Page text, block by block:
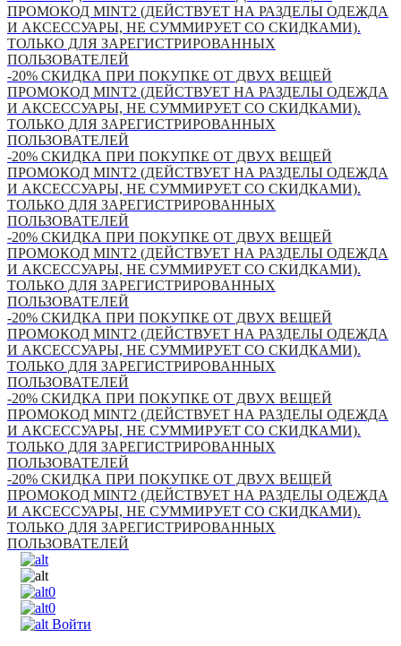
ПРОМОКОД MINT2 (ДЕЙСТВУЕТ НА РАЗДЕЛЫ ОДЕЖДА
И АКСЕССУАРЫ, НЕ СУММИРУЕТ СО СКИДКАМИ).
ТОЛЬКО ДЛЯ ЗАРЕГИСТРИРОВАННЫХ
ПОЛЬЗОВАТЕЛЕЙ
-20% СКИДКА ПРИ ПОКУПКЕ ОТ ДВУХ ВЕЩЕЙ
ПРОМОКОД MINT2 (ДЕЙСТВУЕТ НА РАЗДЕЛЫ ОДЕЖДА
И АКСЕССУАРЫ, НЕ СУММИРУЕТ СО СКИДКАМИ).
ТОЛЬКО ДЛЯ ЗАРЕГИСТРИРОВАННЫХ
ПОЛЬЗОВАТЕЛЕЙ
-20% СКИДКА ПРИ ПОКУПКЕ ОТ ДВУХ ВЕЩЕЙ
ПРОМОКОД MINT2 (ДЕЙСТВУЕТ НА РАЗДЕЛЫ ОДЕЖДА
И АКСЕССУАРЫ, НЕ СУММИРУЕТ СО СКИДКАМИ).
ТОЛЬКО ДЛЯ ЗАРЕГИСТРИРОВАННЫХ
ПОЛЬЗОВАТЕЛЕЙ
-20% СКИДКА ПРИ ПОКУПКЕ ОТ ДВУХ ВЕЩЕЙ
ПРОМОКОД MINT2 (ДЕЙСТВУЕТ НА РАЗДЕЛЫ ОДЕЖДА
И АКСЕССУАРЫ, НЕ СУММИРУЕТ СО СКИДКАМИ).
ТОЛЬКО ДЛЯ ЗАРЕГИСТРИРОВАННЫХ
ПОЛЬЗОВАТЕЛЕЙ
-20% СКИДКА ПРИ ПОКУПКЕ ОТ ДВУХ ВЕЩЕЙ
ПРОМОКОД MINT2 (ДЕЙСТВУЕТ НА РАЗДЕЛЫ ОДЕЖДА
И АКСЕССУАРЫ, НЕ СУММИРУЕТ СО СКИДКАМИ).
ТОЛЬКО ДЛЯ ЗАРЕГИСТРИРОВАННЫХ
ПОЛЬЗОВАТЕЛЕЙ
-20% СКИДКА ПРИ ПОКУПКЕ ОТ ДВУХ ВЕЩЕЙ
ПРОМОКОД MINT2 (ДЕЙСТВУЕТ НА РАЗДЕЛЫ ОДЕЖДА
И АКСЕССУАРЫ, НЕ СУММИРУЕТ СО СКИДКАМИ).
ТОЛЬКО ДЛЯ ЗАРЕГИСТРИРОВАННЫХ
ПОЛЬЗОВАТЕЛЕЙ
-20% СКИДКА ПРИ ПОКУПКЕ ОТ ДВУХ ВЕЩЕЙ
ПРОМОКОД MINT2 (ДЕЙСТВУЕТ НА РАЗДЕЛЫ ОДЕЖДА
И АКСЕССУАРЫ, НЕ СУММИРУЕТ СО СКИДКАМИ).
ТОЛЬКО ДЛЯ ЗАРЕГИСТРИРОВАННЫХ
ПОЛЬЗОВАТЕЛЕЙ
0
0
Войти